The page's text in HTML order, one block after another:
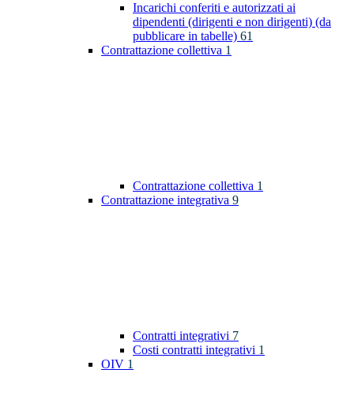
Incarichi conferiti e autorizzati ai
dipendenti (dirigenti e non dirigenti) (da
pubblicare in tabelle) 61
Contrattazione collettiva 1
Contrattazione collettiva 1
Contrattazione integrativa 9
Contratti integrativi 7
Costi contratti integrativi 1
OIV 1